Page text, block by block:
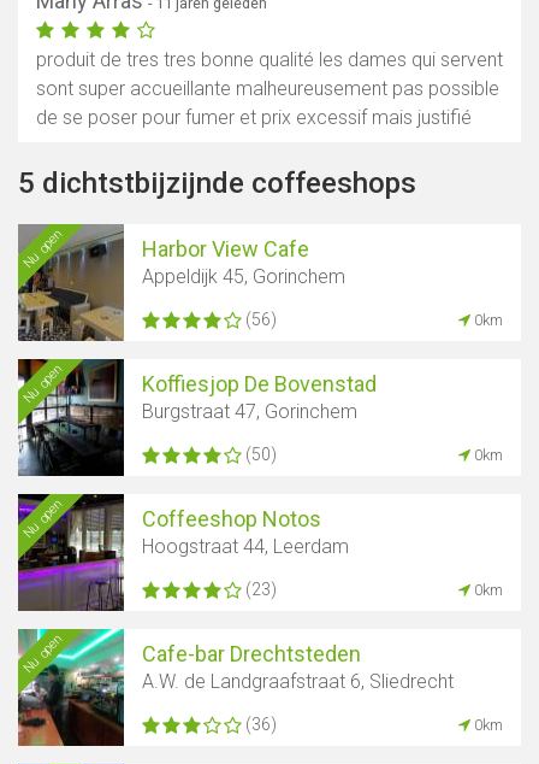
produit de tres tres bonne qualité les dames qui servent
sont super accueillante malheureusement pas possible
de se poser pour fumer et prix excessif mais justifié
5 dichtstbijzijnde coffeeshops
Nu open Harbor View Cafe
Appeldijk 45, Gorinchem
(56) 0km
Nu open Koffiesjop De Bovenstad
Burgstraat 47, Gorinchem
(50) 0km
Nu open Coffeeshop Notos
Hoogstraat 44, Leerdam
(23) 0km
Nu open Cafe-bar Drechtsteden
A.W. de Landgraafstraat 6, Sliedrecht
(36) 0km